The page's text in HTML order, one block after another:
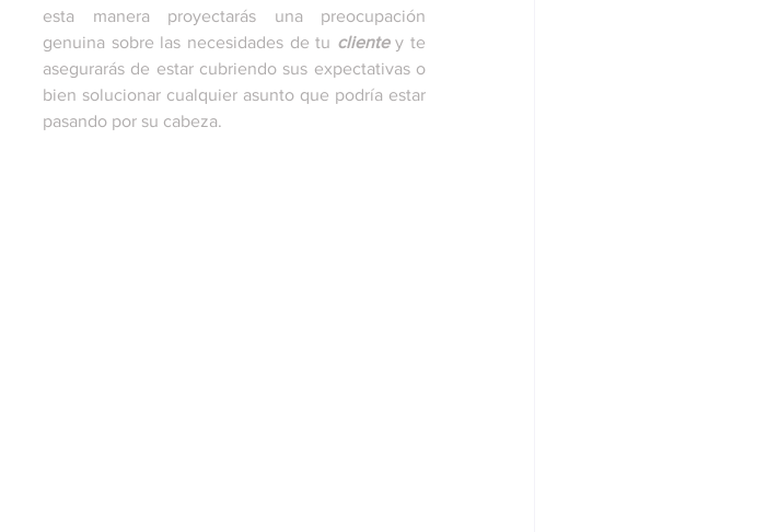
esta manera proyectarás una preocupación
genuina sobre las necesidades de tu cliente y te
asegurarás de estar cubriendo sus expectativas o
bien solucionar cualquier asunto que podría estar
pasando por su cabeza.